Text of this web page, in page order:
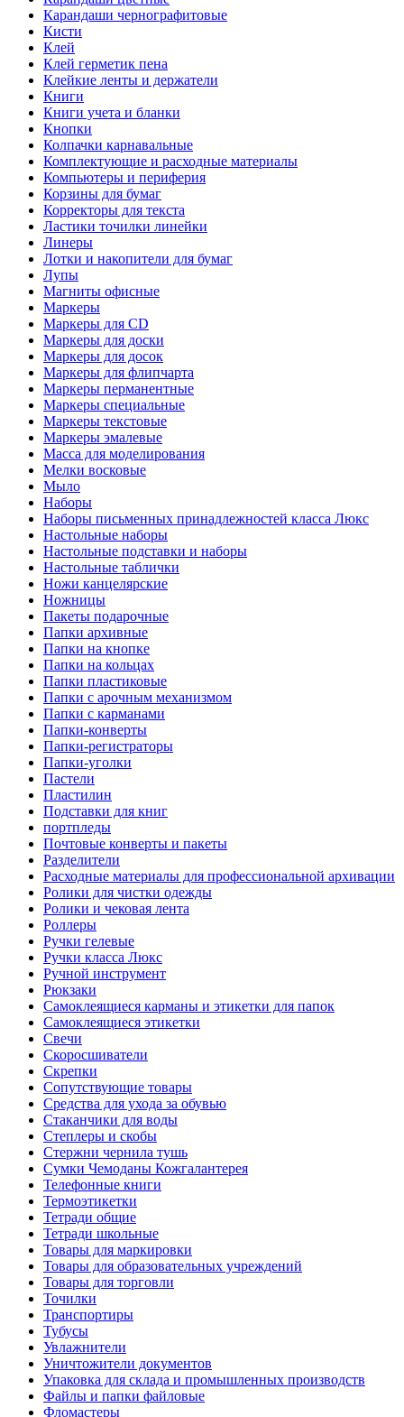
Карандаши чернографитовые
Кисти
Клей
Клей герметик пена
Клейкие ленты и держатели
Книги
Книги учета и бланки
Кнопки
Колпачки карнавальные
Комплектующие и расходные материалы
Компьютеры и периферия
Корзины для бумаг
Корректоры для текста
Ластики точилки линейки
Линеры
Лотки и накопители для бумаг
Лупы
Магниты офисные
Маркеры
Маркеры для CD
Маркеры для доски
Маркеры для досок
Маркеры для флипчарта
Маркеры перманентные
Маркеры специальные
Маркеры текстовые
Маркеры эмалевые
Масса для моделирования
Мелки восковые
Мыло
Наборы
Наборы письменных принадлежностей класса Люкс
Настольные наборы
Настольные подставки и наборы
Настольные таблички
Ножи канцелярские
Ножницы
Пакеты подарочные
Папки архивные
Папки на кнопке
Папки на кольцах
Папки пластиковые
Папки с арочным механизмом
Папки с карманами
Папки-конверты
Папки-регистраторы
Папки-уголки
Пастели
Пластилин
Подставки для книг
портпледы
Почтовые конверты и пакеты
Разделители
Расходные материалы для профессиональной архивации
Ролики для чистки одежды
Ролики и чековая лента
Роллеры
Ручки гелевые
Ручки класса Люкс
Ручной инструмент
Рюкзаки
Самоклеящиеся карманы и этикетки для папок
Самоклеящиеся этикетки
Свечи
Скоросшиватели
Скрепки
Сопутствующие товары
Средства для ухода за обувью
Стаканчики для воды
Степлеры и скобы
Стержни чернила тушь
Сумки Чемоданы Кожгалантерея
Телефонные книги
Термоэтикетки
Тетради общие
Тетради школьные
Товары для маркировки
Товары для образовательных учреждений
Товары для торговли
Точилки
Транспортиры
Тубусы
Увлажнители
Уничтожители документов
Упаковка для склада и промышленных производств
Файлы и папки файловые
Фломастеры